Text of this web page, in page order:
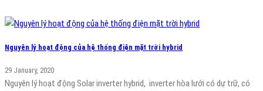
Nguyên lý hoạt động của hệ thống điện mặt trời hybrid
29 January, 2020
Nguyên lý hoạt động Solar inverter hybrid, inverter hòa lưới có dự trữ, có